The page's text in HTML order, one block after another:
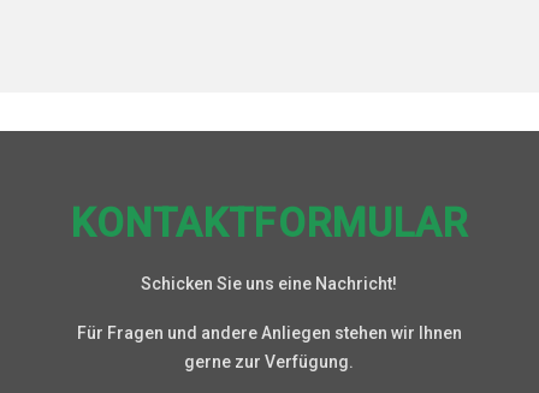
KONTAKTFORMULAR
Schicken Sie uns eine Nachricht!
Für Fragen und andere Anliegen stehen wir Ihnen
gerne zur Verfügung.